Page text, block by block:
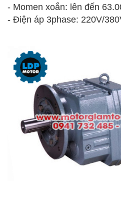
- Momen xoắn: lên đến
- Điện áp 3phase: 220V/